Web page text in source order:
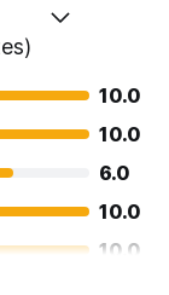
10.0
10.0
6.0
10.0
10.0